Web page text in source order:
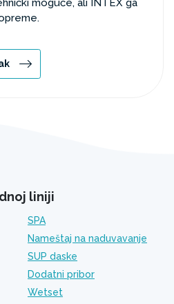
moguće, ali INTEX ga
liniji
SPA
Nameštaj na naduvavanje
SUP daske
Dodatni pribor
Wetset